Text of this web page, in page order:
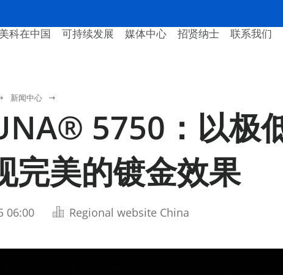
科在中国 可持续发展 媒体中心 招贤纳士 联系我们
新闻中心
5750：以极
完美的镀金效果
06:00 Regional website China